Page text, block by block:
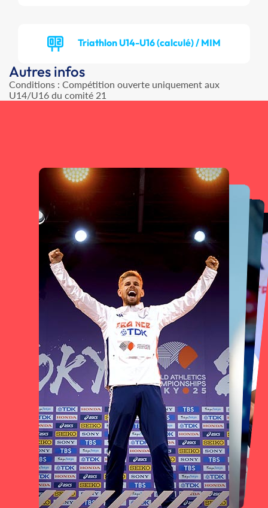
Triathlon U14-U16 (calculé) / MIM
Autres infos
Conditions : Compétition ouverte uniquement aux
U14/U16 du comité 21